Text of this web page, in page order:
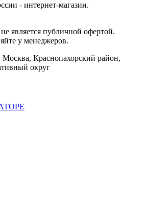
- интернет-магазин.
является публичной офертой.
у менеджеров.
Краснопахорский район,
округ